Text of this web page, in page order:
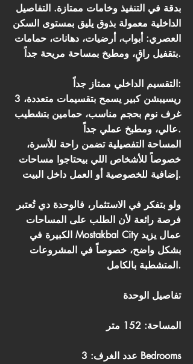
بدقة في التنفيذ وخامات ممتازة. التفاصيل
الداخلية معمولة بذوق يليق بمستوى السكن
العصري: أبواب، أرضيات، دهانات، حمامات
بتقفيل راقٍ، ومطبخ بمساحة مريحة جداً.
التقسيم الداخلي ممتاز جداً:
ريسيبشن كبير يسمح بتقسيمات متعددة، 3
غرف نوم بحجم مناسب، حمامين بتشطيب
عالي، ومطبخ عملي جداً.
المساحة التفصيلية تضمن راحة للأسرة،
خصوصاً للأشخاص اللي بيحتاجوا مساحات
إضافية للخصوصية أو العمل داخل البيت.
ولو بتفكر في الاستثمار، فالوحدة دي تُعتبر
فرصة رائعة لأن الطلب على المساحات
الكبيرة في Mostakbal City عمال يزيد
بشكل واضح، خصوصاً في المشروعات
المتشطبة بالكامل.
تفاصيل الوحدة
المساحة: 152 متر
عدد الغرف: 3 Bedrooms